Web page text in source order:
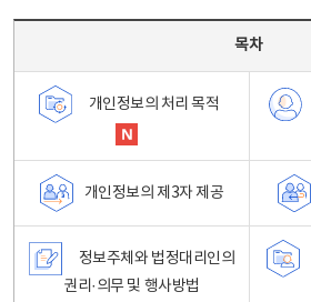
목차
개인정보의 처리 목적
개인정보의 제3자 제공
정보주체와 법정대리인의
권리·의무 및 행사방법